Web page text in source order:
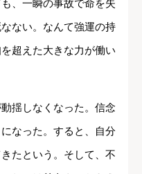
、一瞬の事故で命を失
ない。なんて強運の持
超えた大きな力が働い
揺しなくなった。信念
なった。すると、自分
たという。そして、不